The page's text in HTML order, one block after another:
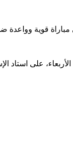
في مباراة قوية
الأربعاء، على